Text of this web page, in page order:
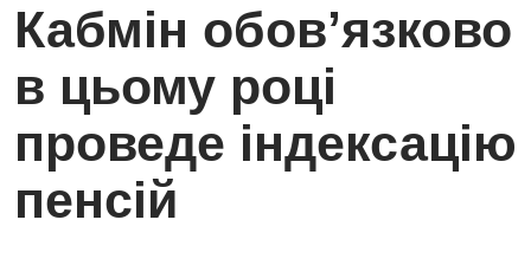
Кабмін обов’язково
в цьому році
проведе індексацію
пенсій